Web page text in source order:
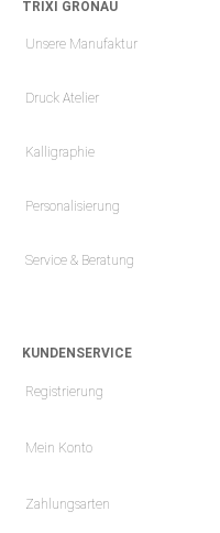
TRIXI GRONAU
Unsere Manufaktur
Druck Atelier
Kalligraphie
Personalisierung
Service & Beratung
KUNDENSERVICE
Registrierung
Mein Konto
Zahlungsarten